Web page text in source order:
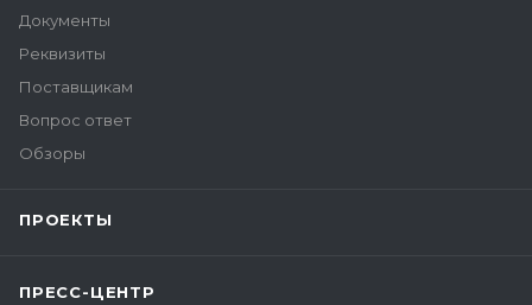
Документы
Реквизиты
Поставщикам
Вопрос ответ
Обзоры
ПРОЕКТЫ
ПРЕСС-ЦЕНТР